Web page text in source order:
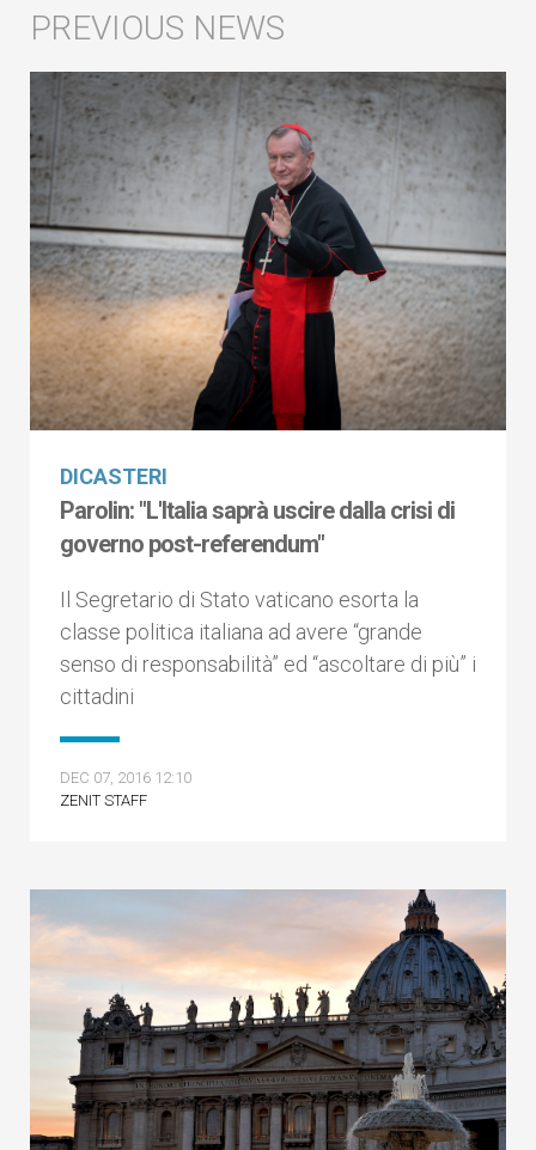
DICASTERI
Parolin: "L'Italia saprà uscire dalla crisi di
governo post-referendum"
Il Segretario di Stato vaticano esorta la
classe politica italiana ad avere “grande
senso di responsabilità” ed “ascoltare di più” i
cittadini
DEC 07, 2016 12:10
ZENIT STAFF